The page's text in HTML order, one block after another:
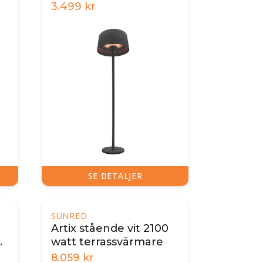
W
3.499 kr
SE DETALJER
SUNRED
Artix stående vit 2100
watt terrassvärmare
8.059 kr